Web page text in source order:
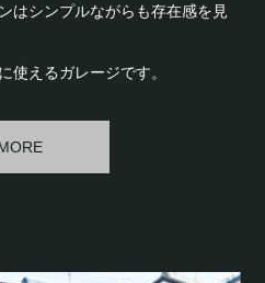
はシンプルながらも存在感を見
使えるガレージです。